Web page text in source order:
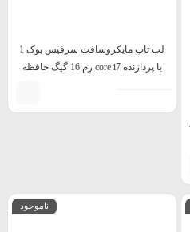
لپ تاپ مایکروسافت سرفیس بوک 1
با پردازنده core i7 رم 16 گیگ حافظه
ناموجود